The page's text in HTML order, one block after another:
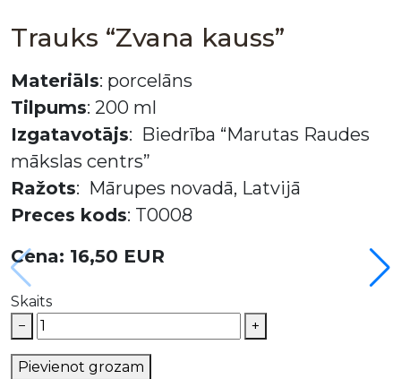
Trauks “Zvana kauss”
Materiāls: porcelāns
Tilpums: 200 ml
Izgatavotājs: Biedrība “Marutas Raudes
mākslas centrs”
Ražots: Mārupes novadā, Latvijā
Preces kods: T0008
Cena: 16,50 EUR
Skaits
−
+
Pievienot grozam